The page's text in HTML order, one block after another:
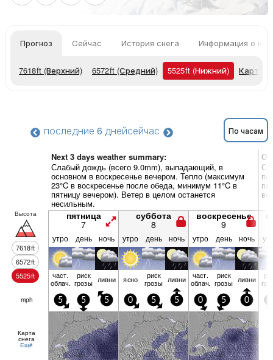
Прогноз Сейчас История снега Информация о
7618ft (Верхний) 6572ft (Средний) 5525ft (Нижний) Карты
последние 6 днейсейчас По часам
Next 3 days weather summary:
Слабый дождь (всего 9.0mm), выпадающий, в
основном в воскресенье вечером. Тепло (максимум
23°C в воскресенье после обеда, минимум 11°C в
пятницу вечером). Ветер в целом останется
несильным.
Высота
7618ft
6572ft
5525ft
пятница
7
суббота
8
воскресенье
9
утро день ночь утро день ночь утро день ночь
част.
облач.
риск
грозы ливни ясно риск
грозы ливни част.
облач.
риск
грозы ливни
mph 5 5 5 0 5 5 0 5 0
Карта
снега
Ещё